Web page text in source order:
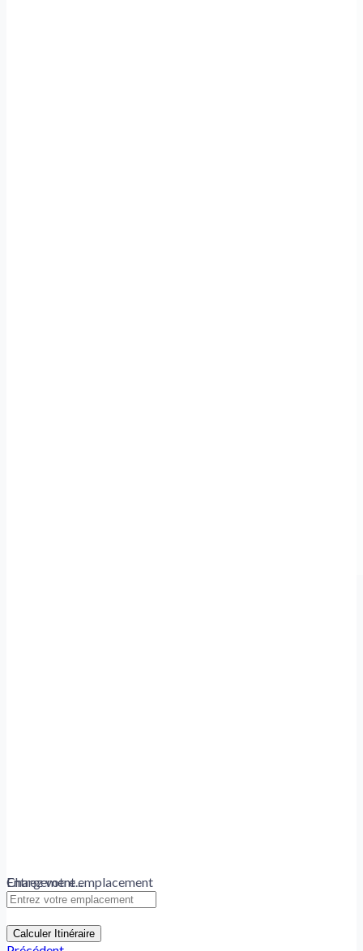
Chargement...
Entrez votre emplacement
Calculer Itinéraire